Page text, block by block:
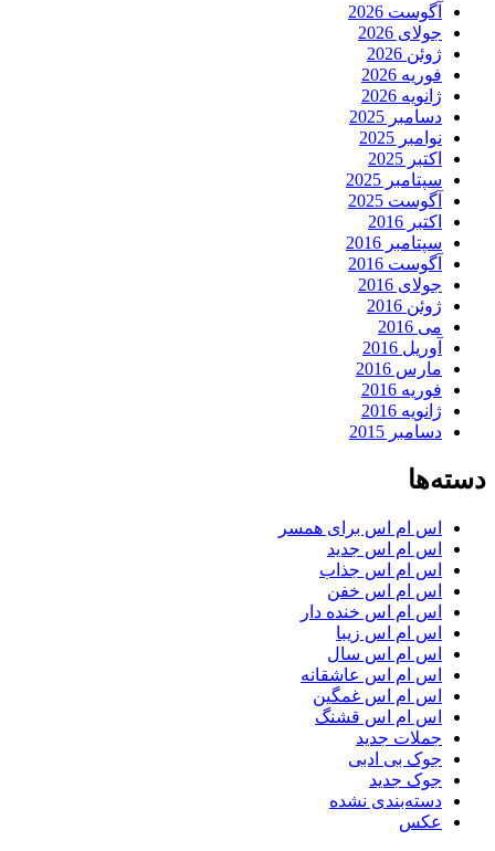
آگوست 2026
جولای 2026
ژوئن 2026
فوریه 2026
ژانویه 2026
دسامبر 2025
نوامبر 2025
اکتبر 2025
سپتامبر 2025
آگوست 2025
اکتبر 2016
سپتامبر 2016
آگوست 2016
جولای 2016
ژوئن 2016
می 2016
آوریل 2016
مارس 2016
فوریه 2016
ژانویه 2016
دسامبر 2015
دسته‌ها
اس ام اس برای همسر
اس ام اس جدید
اس ام اس جذاب
اس ام اس خفن
اس ام اس خنده دار
اس ام اس زیبا
اس ام اس سال
اس ام اس عاشقانه
اس ام اس غمگین
اس ام اس قشنگ
جملات جدید
جوک بی ادبی
جوک جدید
دسته‌بندی نشده
عکس